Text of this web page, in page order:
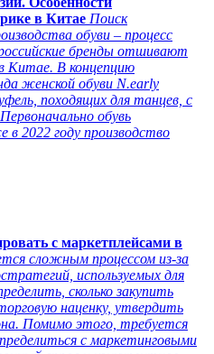
в Китае Поиск
обуви – процесс
бренды отшивают
Китае. В концепцию
женской обуви N.early
походящих для танцев, с
обувь
2022 году производство
с маркетплейсами в
сложным процессом из-за
используемых для
сколько закупить
наценку, утвердить
Помимо этого, требуется
с маркетинговыми